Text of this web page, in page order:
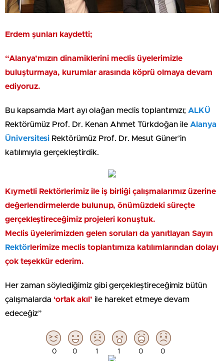
Erdem şunları kaydetti;
“Alanya’mızın dinamiklerini meclis üyelerimizle
buluşturmaya, kurumlar arasında köprü olmaya devam
ediyoruz.
Bu kapsamda Mart ayı olağan meclis toplantımızı; ALKÜ
Rektörümüz Prof. Dr. Kenan Ahmet Türkdoğan ile Alanya
Üniversitesi Rektörümüz Prof. Dr. Mesut Güner’in
katılımıyla gerçekleştirdik.
Kıymetli Rektörlerimiz ile iş birliği çalışmalarımız üzerine
değerlendirmelerde bulunup, önümüzdeki süreçte
gerçekleştireceğimiz projeleri konuştuk.
Meclis üyelerimizden gelen soruları da yanıtlayan Sayın
Rektör lerimize meclis toplantımıza katılımlarından dolayı
çok teşekkür ederim.
Her zaman söylediğimiz gibi gerçekleştireceğimiz bütün
çalışmalarda ‘ortak akıl’ ile hareket etmeye devam
edeceğiz”
0 0 1 1 0 0